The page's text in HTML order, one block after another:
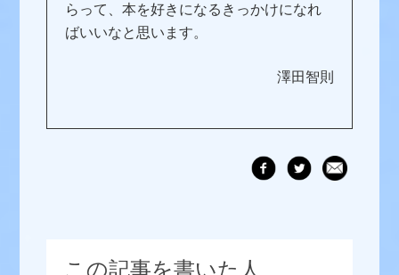
らって、本を好きになるきっかけになれ
ばいいなと思います。
澤田智則
この記事を書いた人